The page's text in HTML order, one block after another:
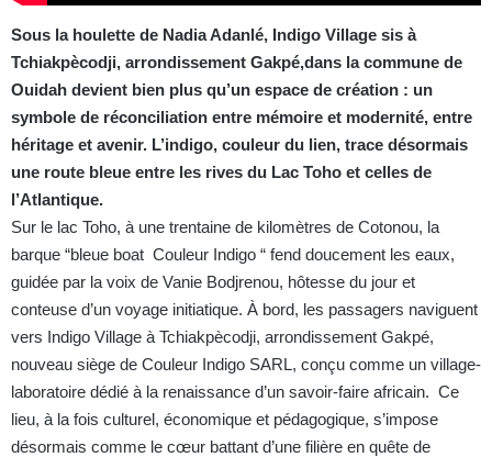
Sous la houlette de Nadia Adanlé, Indigo Village sis à
Tchiakpècodji, arrondissement Gakpé,dans la commune de
Ouidah devient bien plus qu’un espace de création : un
symbole de réconciliation entre mémoire et modernité, entre
héritage et avenir. L’indigo, couleur du lien, trace désormais
une route bleue entre les rives du Lac Toho et celles de
l’Atlantique.
Sur le lac Toho, à une trentaine de kilomètres de Cotonou, la
barque “bleue boat Couleur Indigo “ fend doucement les eaux,
guidée par la voix de Vanie Bodjrenou, hôtesse du jour et
conteuse d’un voyage initiatique. À bord, les passagers naviguent
vers Indigo Village à Tchiakpècodji, arrondissement Gakpé,
nouveau siège de Couleur Indigo SARL, conçu comme un village-
laboratoire dédié à la renaissance d’un savoir-faire africain. Ce
lieu, à la fois culturel, économique et pédagogique, s’impose
désormais comme le cœur battant d’une filière en quête de